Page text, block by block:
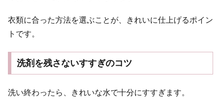
衣類に合った方法を選ぶことが、きれいに仕上げるポイン
トです。
洗剤を残さないすすぎのコツ
洗い終わったら、きれいな水で十分にすすぎます。